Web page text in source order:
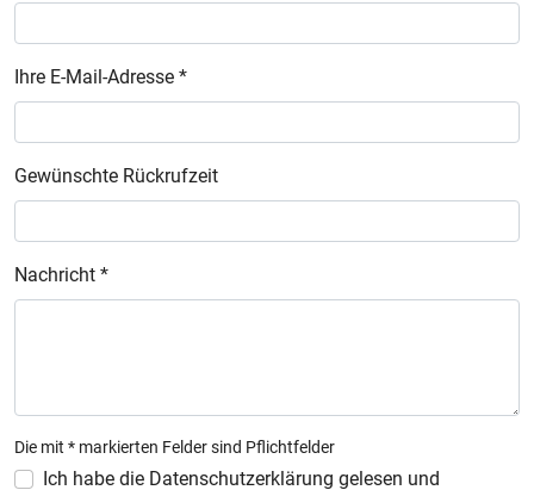
Ihre E-Mail-Adresse *
Gewünschte Rückrufzeit
Nachricht *
Die mit * markierten Felder sind Pflichtfelder
Ich habe die Datenschutzerklärung gelesen und